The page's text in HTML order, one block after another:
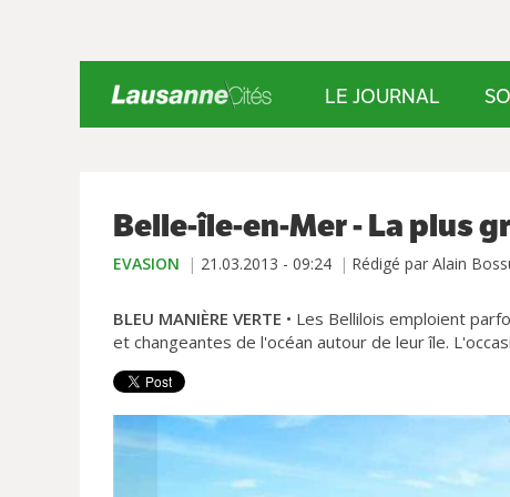
LE JOURNAL
Belle-île-en-Mer - La plus
EVASION 21.03.2013 - 09:24 Rédigé par Alain
BLEU MANIÈRE VERTE • Les Bellilois emploient
et changeantes de l'océan autour de leur île.